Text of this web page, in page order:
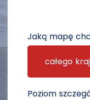
Jaką mapę
całego
Poziom